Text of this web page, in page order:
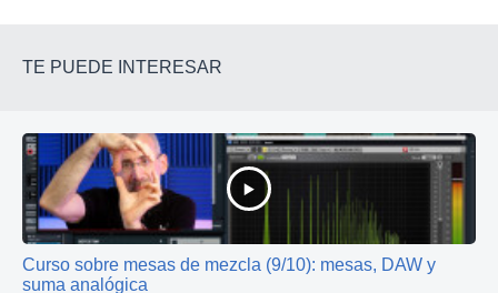
TE PUEDE INTERESAR
Curso sobre mesas de mezcla (9/10): mesas, DAW y
suma analógica